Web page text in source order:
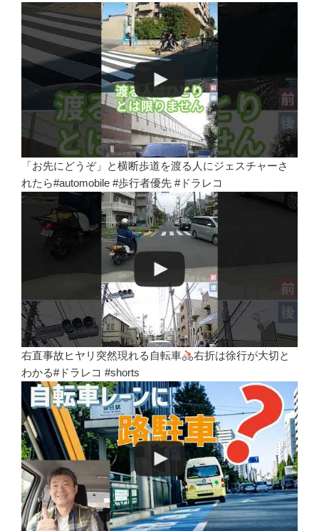
「お先にどうぞ」と横断歩道を渡る人にジェスチャーさ
れたら#automobile #歩行者優先 #ドラレコ
右直事故ヒヤリ突然現れる自転車
右折は徐行が大切と
わかる#ドラレコ #shorts